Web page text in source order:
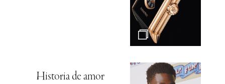
Historia de amor